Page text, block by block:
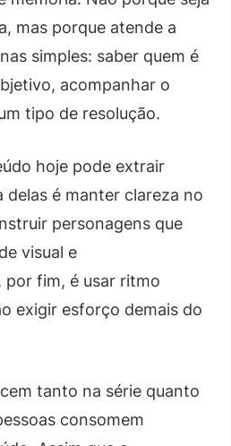
mas porque atende a
simples: saber quem é
acompanhar o
tipo de resolução.
hoje pode extrair
delas é manter clareza no
personagens que
visual e
fim, é usar ritmo
exigir esforço demais do
tanto na série quanto
consomem